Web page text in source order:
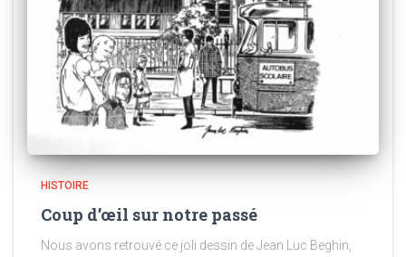
HISTOIRE
Coup d’œil sur notre passé
Nous avons retrouvé ce joli dessin de Jean Luc Beghin,